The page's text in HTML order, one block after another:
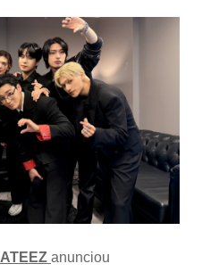
data
marcada:
ATEEZ
confirma
“GOLDEN
HOUR:
Part.3”
para
13
de
ATEEZ anunciou